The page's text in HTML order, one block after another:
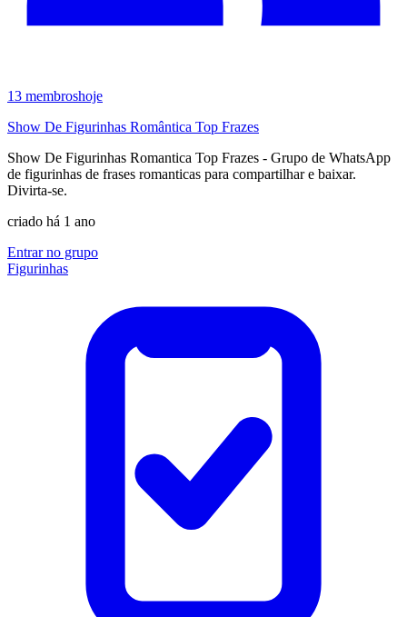
13 membroshoje
Show De Figurinhas Romântica Top Frazes
Show De Figurinhas Romantica Top Frazes - Grupo de WhatsApp
de figurinhas de frases romanticas para compartilhar e baixar.
Divirta-se.
criado há 1 ano
Entrar no grupo
Figurinhas